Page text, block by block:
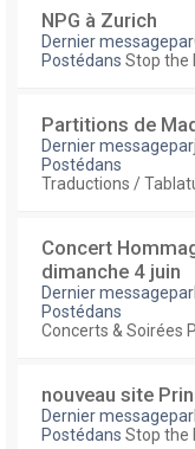
NPG à Zurich
Dernier messagepar
Postédans Stop the
Partitions de
Dernier messagepar
Postédans
Traductions /
Concert
dimanche 4 juin
Dernier messagepar
Postédans
Concerts & Soirées
nouveau site
Dernier messagepar
Postédans Stop the